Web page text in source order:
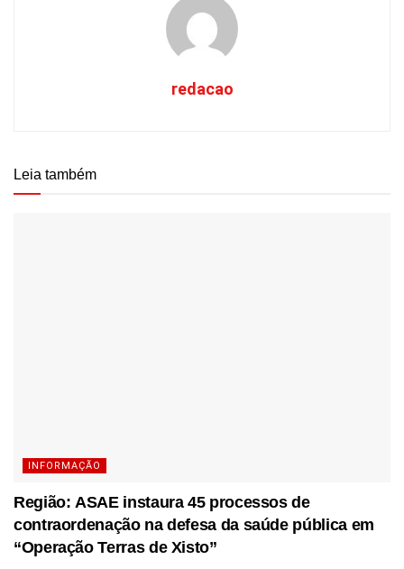
redacao
Leia também
INFORMAÇÃO
Região: ASAE instaura 45 processos de
contraordenação na defesa da saúde pública em
“Operação Terras de Xisto”